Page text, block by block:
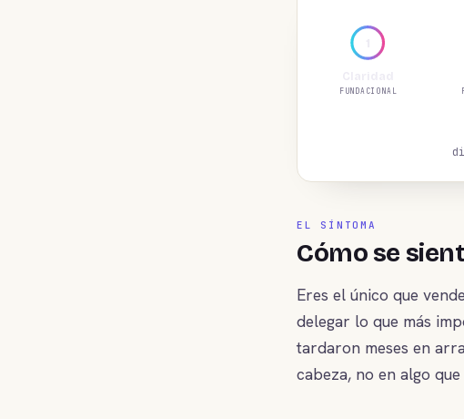
FUNDACIONAL
EL SÍNTOMA
Cómo se
Eres el único que
delegar lo que más
tardaron meses en
cabeza, no en algo